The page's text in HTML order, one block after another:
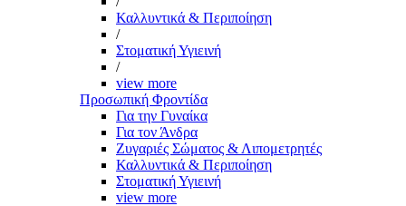
Καλλυντικά & Περιποίηση
/
Στοματική Υγιεινή
/
view more
Προσωπική Φροντίδα
Για την Γυναίκα
Για τον Άνδρα
Ζυγαριές Σώματος & Λιπομετρητές
Καλλυντικά & Περιποίηση
Στοματική Υγιεινή
view more